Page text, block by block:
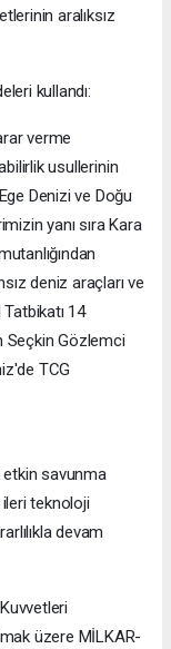
aralıksız
kullandı:
verme
usullerinin
Denizi ve Doğu
yanı sıra Kara
deniz araçları ve
14
Seçkin Gözlemci
TCG
etkin savunma
teknoloji
devam
üzere MİLKAR-